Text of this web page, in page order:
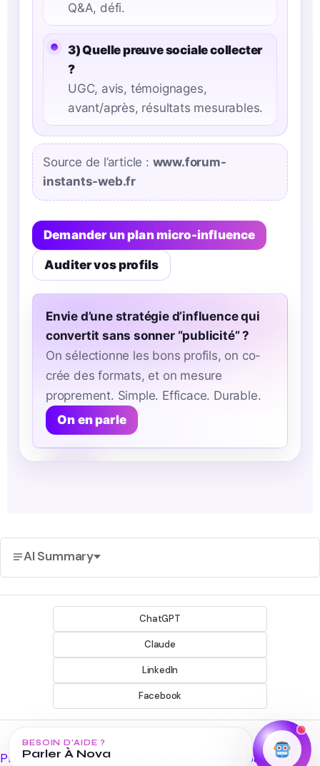
Q&A, défi.
3) Quelle preuve sociale collecter
?
UGC, avis, témoignages,
avant/après, résultats mesurables.
Source de l’article : www.forum-
instants-web.fr
Demander un plan micro-influence
Auditer vos profils
Envie d’une stratégie d’influence qui
convertit sans sonner “publicité” ?
On sélectionne les bons profils, on co-
crée des formats, et on mesure
proprement. Simple. Efficace. Durable.
On en parle
AI Summary
ChatGPT
Claude
LinkedIn
Facebook
BESOIN D’AIDE ?
Parler À Nova
Plateforme de Gestion des Consentements par Real